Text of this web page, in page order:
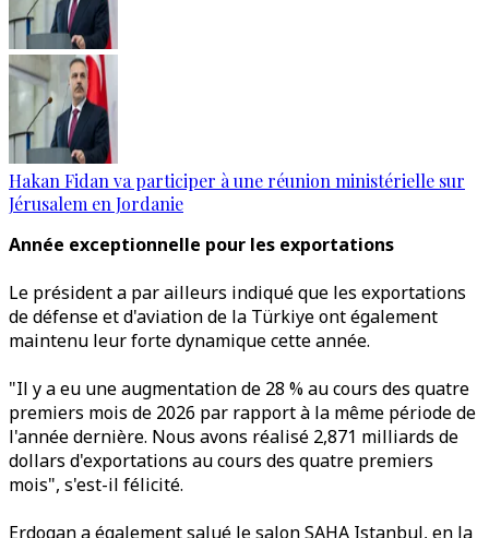
Hakan Fidan va participer à une réunion ministérielle sur
Jérusalem en Jordanie
Année exceptionnelle pour les exportations
Le président a par ailleurs indiqué que les exportations
de défense et d'aviation de la Türkiye ont également
maintenu leur forte dynamique cette année.
"Il y a eu une augmentation de 28 % au cours des quatre
premiers mois de 2026 par rapport à la même période de
l'année dernière. Nous avons réalisé 2,871 milliards de
dollars d'exportations au cours des quatre premiers
mois", s'est-il félicité.
Erdogan a également salué le salon SAHA Istanbul, en la